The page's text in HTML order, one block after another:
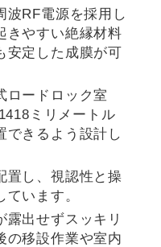
波RF電源を採用し
きやすい絶縁材料
安定した成膜が可
ロードロック室
ミリメートル
できるよう設計し
置し、視認性と操
います。
露出せずスッキリ
の移設作業や室内